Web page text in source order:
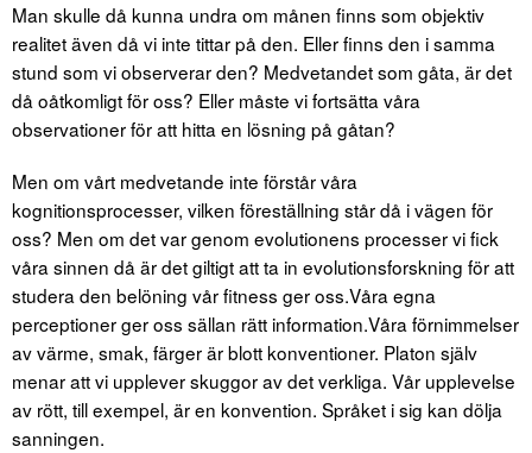
Man skulle då kunna undra om månen finns som objektiv
realitet även då vi inte tittar på den. Eller finns den i samma
stund som vi observerar den? Medvetandet som gåta, är det
då oåtkomligt för oss? Eller måste vi fortsätta våra
observationer för att hitta en lösning på gåtan?
Men om vårt medvetande inte förstår våra
kognitionsprocesser, vilken föreställning står då i vägen för
oss? Men om det var genom evolutionens processer vi fick
våra sinnen då är det giltigt att ta in evolutionsforskning för att
studera den belöning vår fitness ger oss.Våra egna
perceptioner ger oss sällan rätt information.Våra förnimmelser
av värme, smak, färger är blott konventioner. Platon själv
menar att vi upplever skuggor av det verkliga. Vår upplevelse
av rött, till exempel, är en konvention. Språket i sig kan dölja
sanningen.